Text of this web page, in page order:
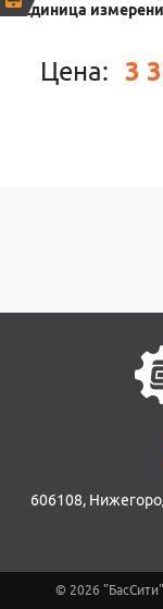
Единица
Цена: 3
606108,
© 2026